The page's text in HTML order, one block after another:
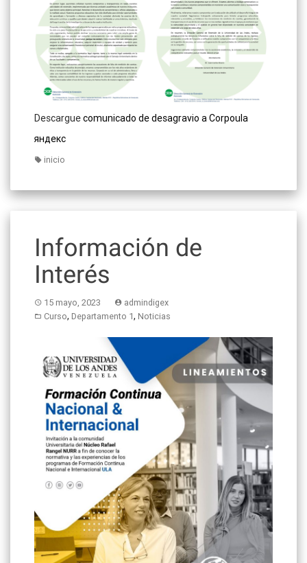
Descarguecomunicado de desagravio a Corpoula
яндекс
inicio
Información de
Interés
15 mayo, 2023
admindigex
Curso, Departamento 1, Noticias